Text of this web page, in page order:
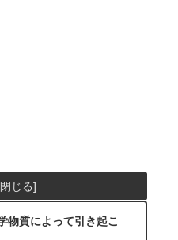
物質によって引き起こ